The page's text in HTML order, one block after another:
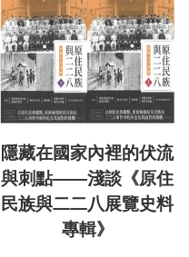
隱藏在國家內裡的伏流
與刺點——淺談《原住
民族與二二八展覽史料
專輯》